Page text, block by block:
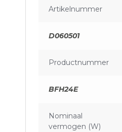
Artikelnummer
D060501
Productnummer
BFH24E
Nominaal
vermogen (W)